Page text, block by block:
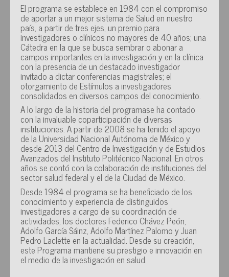
El programa se establece en 1984 con el compromiso
de aportar a un mejor sistema de Salud en nuestro
país, a partir de tres ejes, un premio para
investigadores o clínicos no mayores de 40 años; una
Cátedra en la que se busca sembrar o abonar a
campos importantes en la investigación y en la clínica
con la presencia de un destacado investigador
invitado a dictar conferencias magistrales; el
otorgamiento de Estímulos a investigadores
consolidados en diversos campos del conocimiento.
A lo largo de la historia del programase ha contado
con la invaluable coparticipación de diversas
instituciones. A partir de 2008 se ha tenido el apoyo
de la Universidad Nacional Autónoma de México y
desde 2013 del Centro de Investigación y de Estudios
Avanzados del Instituto Politécnico Nacional. En otros
años se contó con la colaboración de instituciones del
sector salud federal y el de la Ciudad de México.
Desde 1984 el programa se ha beneficiado de los
conocimiento y experiencia de distinguidos
investigadores a cargo de su coordinación de
actividades, los doctores Federico Chávez Peón,
Adolfo García Sáinz, Adolfo Martínez Palomo y Juan
Pedro Laclette en la actualidad. Desde su creación,
este Programa mantiene su prestigio e innovación en
el medio de la investigación en salud.